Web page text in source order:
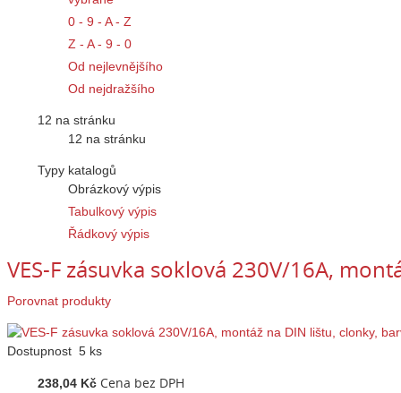
0 - 9 - A - Z
Z - A - 9 - 0
Od nejlevnějšího
Od nejdražšího
12 na stránku
12 na stránku
Typy katalogů
Obrázkový výpis
Tabulkový výpis
Řádkový výpis
VES-F zásuvka soklová 230V/16A,
Porovnat produkty
Dostupnost 5 ks
238,04 Kč Cena bez DPH